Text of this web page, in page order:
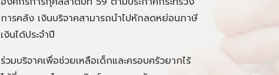
การคลัง เงินบริจาคสามารถนำไปหักลดหย่อนภาษี
เงินได้ประจำปี
ร่วมบริจาคเพื่อช่วยเหลือเด็กและครอบครัวยากไร้